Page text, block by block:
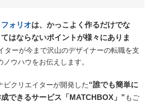
ォリオは、かっこよく作るだけでな
はならないポイントが様々にありま
ターが今まで沢山のデザイナーの転職を支
ウハウをお伝えします。
ビクリエイターが開発した“誰でも簡単に
できるサービス「MATCHBOX」”もご